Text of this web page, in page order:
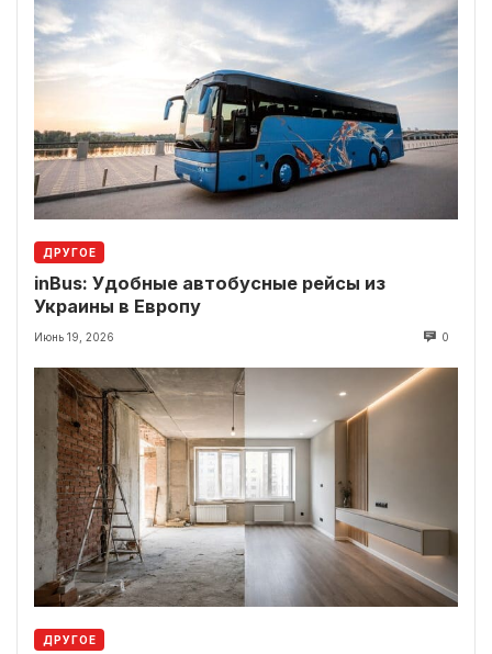
ДРУГОЕ
inBus: Удобные автобусные рейсы из
Украины в Европу
Июнь 19, 2026 0
ДРУГОЕ